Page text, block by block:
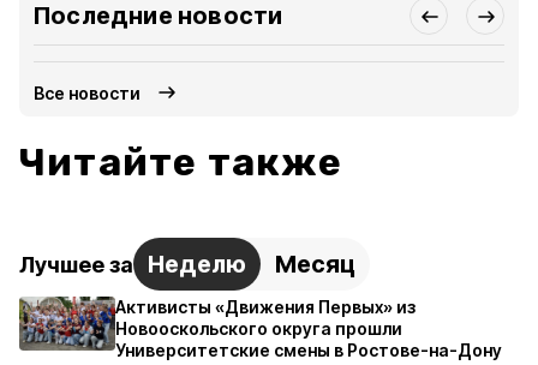
Последние новости
Все новости
Читайте также
Лучшее за Неделю Месяц
Активисты «Движения Первых» из
Новооскольского округа прошли
Университетские смены в Ростове-на-Дону